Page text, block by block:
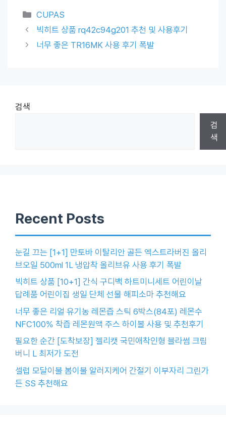
Categories
CUPAS
빅히트 상품 rq42c94g201 추천 및 사용후기
너무 좋은 TR16MK 사용 후기 폭발
검색
검
색
Recent Posts
눈길 끄는 [1+1] 만토바 이탈리안 골든 엑스트라버진 올리
브오일 500ml 1L 냉압착 올리브유 사용 후기 폭발
빅히트 상품 [10+1] 간식 구디백 하트미니세트 어린이날
답례품 어린이집 생일 단체 선물 해피소마 추천해요
너무 좋은 리얼 유기농 레몬즙 스틱 6박스(84포) 레몬수
NFC100% 착즙 레몬원액 주스 하이볼 사용 및 추천후기
필요한 순간 [도착보장] 젤리캣 국민애착인형 블라썸 크림
버니 L 최저가 도전
셀럽 모달이불 봄이불 알러지케어 간절기 이부자리 그린가
든 SS 추천해요